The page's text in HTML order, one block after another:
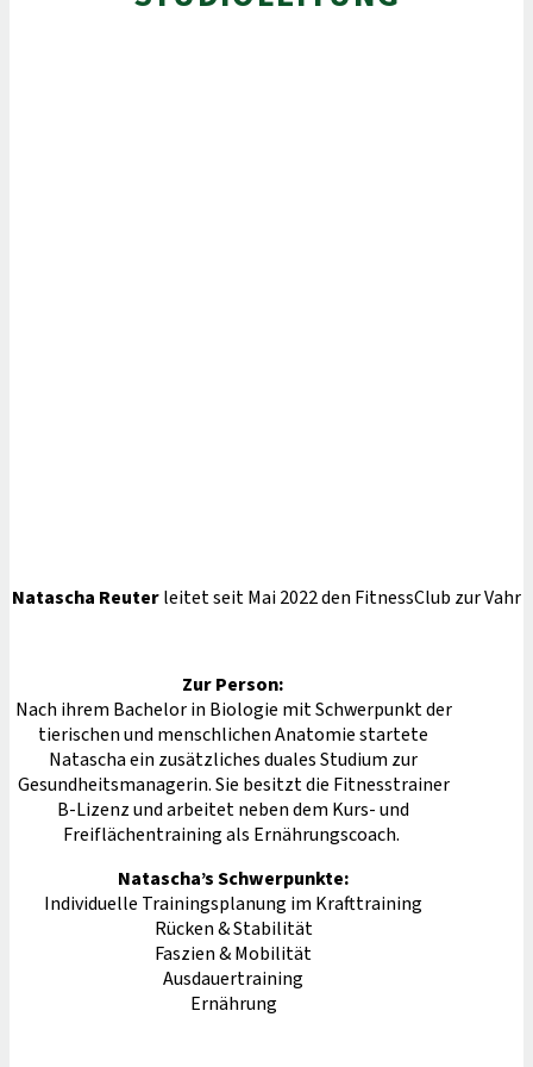
Natascha Reuterleitet seit Mai 2022 den FitnessClub zur Vahr
Zur Person:
Nach ihrem Bachelor in Biologie mit Schwerpunkt der
tierischen und menschlichen Anatomie startete
Natascha ein zusätzliches duales Studium zur
Gesundheitsmanagerin. Sie besitzt die Fitnesstrainer
B-Lizenz und arbeitet neben dem Kurs- und
Freiflächentraining als Ernährungscoach.
Natascha’s Schwerpunkte:
Individuelle Trainingsplanung im Krafttraining
Rücken & Stabilität
Faszien & Mobilität
Ausdauertraining
Ernährung